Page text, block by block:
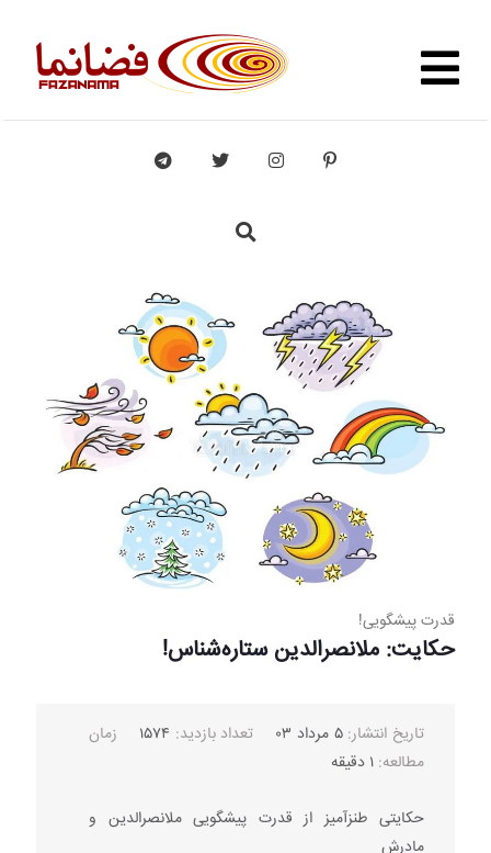
قدرت پیشگویی!
حکایت: ملانصرالدین ستاره‌شناس!
تاریخ انتشار:۵ مرداد ۰۳ تعداد بازدید: ۱۵۷۴
زمان
مطالعه: ۱ دقیقه
حکایتی طنزآمیز از قدرت پیشگویی ملانصرالدین و
مادرش